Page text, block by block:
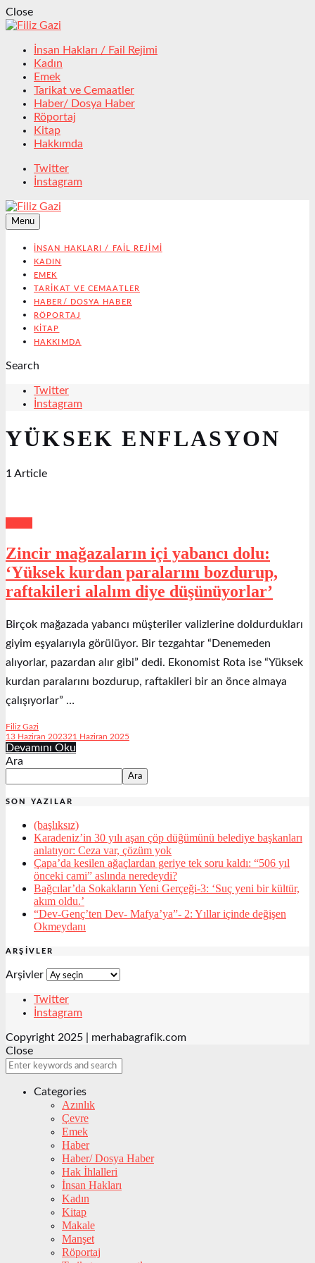
Close
İnsan Hakları / Fail Rejimi
Kadın
Emek
Tarikat ve Cemaatler
Haber/ Dosya Haber
Röportaj
Kitap
Hakkımda
Twitter
İnstagram
Menu
İNSAN HAKLARI / FAIL REJIMI
KADIN
EMEK
TARIKAT VE CEMAATLER
HABER/ DOSYA HABER
RÖPORTAJ
KITAP
HAKKIMDA
Search
Twitter
İnstagram
YÜKSEK ENFLASYON
1 Article
Zincir mağazaların içi yabancı dolu:
‘Yüksek kurdan paralarını bozdurup,
raftakileri alalım diye düşünüyorlar’
Birçok mağazada yabancı müşteriler valizlerine doldurdukları
giyim eşyalarıyla görülüyor. Bir tezgahtar “Denemeden
alıyorlar, pazardan alır gibi” dedi. Ekonomist Rota ise “Yüksek
kurdan paralarını bozdurup, raftakileri bir an önce almaya
çalışıyorlar” …
Filiz Gazi
13 Haziran 202321 Haziran 2025
Devamını Oku
Ara
Ara
SON YAZILAR
(başlıksız)
Karadeniz’in 30 yılı aşan çöp düğümünü belediye başkanları
anlatıyor: Ceza var, çözüm yok
Çapa’da kesilen ağaçlardan geriye tek soru kaldı: “506 yıl
önceki cami” aslında neredeydi?
Bağcılar’da Sokakların Yeni Gerçeği-3: ‘Suç yeni bir kültür,
akım oldu.’
“Dev-Genç’ten Dev- Mafya’ya”- 2: Yıllar içinde değişen
Okmeydanı
ARŞIVLER
Arşivler
Twitter
İnstagram
Copyright 2025 | merhabagrafik.com
Close
Categories
Azınlık
Çevre
Emek
Haber
Haber/ Dosya Haber
Hak İhlalleri
İnsan Hakları
Kadın
Kitap
Makale
Manşet
Röportaj